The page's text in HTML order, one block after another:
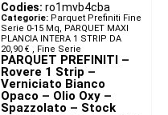
Codies: ro1mvb4cba
Categorie: Parquet Prefiniti Fine
Serie 0-15 Mq, PARQUET MAXI
PLANCIA INTERA 1 STRIP DA
20,90 € ​ , Fine Serie
PARQUET PREFINITI –
Rovere 1 Strip –
Verniciato Bianco
Opaco – Olio Oxy –
Spazzolato – Stock